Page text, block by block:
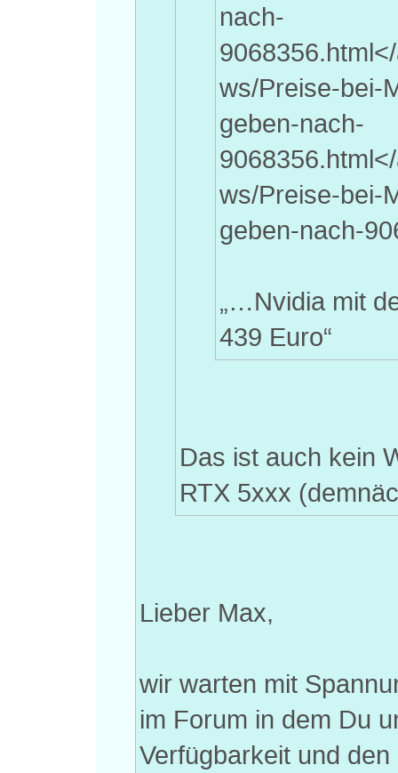
nach-
ws/Preise-bei-
geben-nach-
ws/Preise-bei-
geben-nach-
„…Nvidia mit
439 Euro“
Das ist auch kein
RTX 5xxx
Lieber Max,
wir warten mit
im Forum in dem Du
Verfügbarkeit und